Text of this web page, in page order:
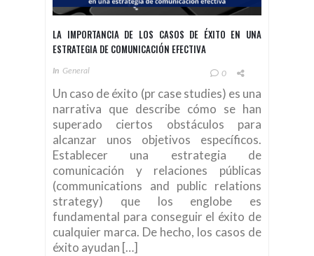
LA IMPORTANCIA DE LOS CASOS DE ÉXITO EN UNA
ESTRATEGIA DE COMUNICACIÓN EFECTIVA
In General 0
Un caso de éxito (pr case studies) es una
narrativa que describe cómo se han
superado ciertos obstáculos para
alcanzar unos objetivos específicos.
Establecer una estrategia de
comunicación y relaciones públicas
(communications and public relations
strategy) que los englobe es
fundamental para conseguir el éxito de
cualquier marca. De hecho, los casos de
éxito ayudan […]